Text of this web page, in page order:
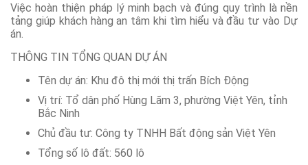
Việc hoàn thiện pháp lý minh bạch và đúng quy trình là nền
tảng giúp khách hàng an tâm khi tìm hiểu và đầu tư vào Dự
án.
THÔNG TIN TỔNG QUAN DỰ ÁN
Tên dự án: Khu đô thị mới thị trấn Bích Động
Vị trí: Tổ dân phố Hùng Lãm 3, phường Việt Yên, tỉnh
Bắc Ninh
Chủ đầu tư: Công ty TNHH Bất động sản Việt Yên
Tổng số lô đất: 560 lô